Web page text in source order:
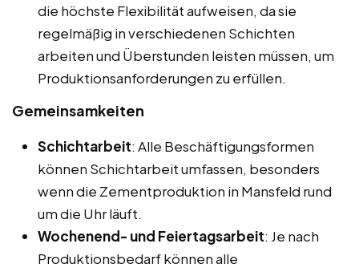
die höchste Flexibilität aufweisen, da sie
regelmäßig in verschiedenen Schichten
arbeiten und Überstunden leisten müssen, um
Produktionsanforderungen zu erfüllen.
Gemeinsamkeiten
Schichtarbeit: Alle Beschäftigungsformen
können Schichtarbeit umfassen, besonders
wenn die Zementproduktion in Mansfeld rund
um die Uhr läuft.
Wochenend- und Feiertagsarbeit: Je nach
Produktionsbedarf können alle